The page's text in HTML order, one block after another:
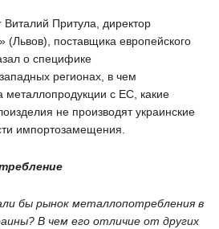
Притула, директор
(Львов), поставщика европейского
о специфике
регионах, в чем
металлопродукции с ЕС, какие
не производят украинские
импортозамещения.
бы рынок металлопотребления в
В чем его отличие от других